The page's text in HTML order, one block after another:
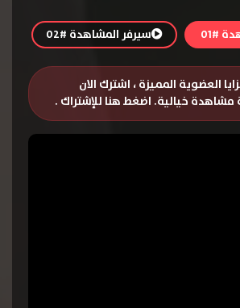
#01 سيرفر المشاهدة #02
العضوية المميزة ، اشترك الان
مشاهدة خيالية. اضغط هنا للإشتراك .